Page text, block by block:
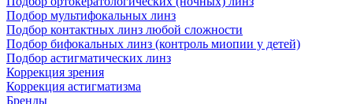
Подбор мультифокальных линз
Подбор контактных линз любой сложности
Подбор бифокальных линз (контроль миопии у детей)
Подбор астигматических линз
Коррекция зрения
Коррекция астигматизма
Бренды